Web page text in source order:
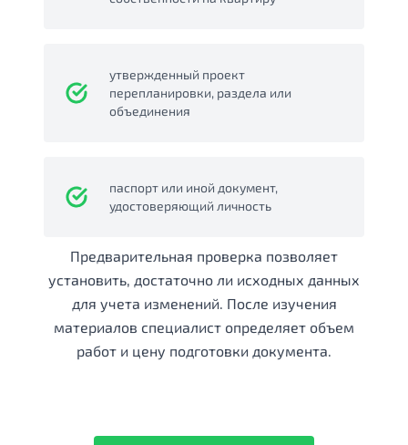
утвержденный проект
перепланировки, раздела или
объединения
паспорт или иной документ,
удостоверяющий личность
Предварительная проверка позволяет
установить, достаточно ли исходных данных
для учета изменений. После изучения
материалов специалист определяет объем
работ и цену подготовки документа.